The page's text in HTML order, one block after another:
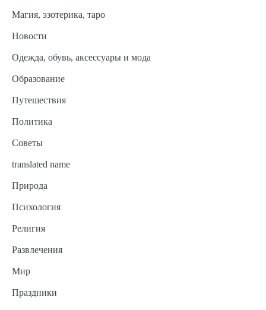
Магия, эзотерика, таро
Новости
Одежда, обувь, аксессуары и мода
Образование
Путешествия
Политика
Советы
translated name
Природа
Психология
Религия
Развлечения
Мир
Праздники